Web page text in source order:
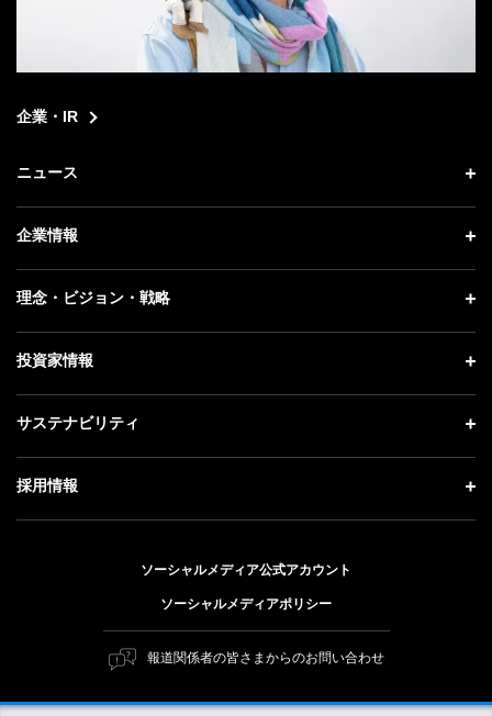
企業・IR
ニュース
ニュース トップ
プレスリリース
更新情報
企業情報
企業情報 トップ
社長メッセージ
事業紹介
理念・ビジョン・戦略
理念・ビジョン・戦略 トップ
成長戦略「Activate AI for Society」
人材戦略
投資家情報
投資家情報 トップ
経営方針
サステナビリティ
サステナビリティ トップ
トップメッセージ
ESG方針・体制
マテリアリティ（重要課題）
ESGの主な取り組み
採用情報
キャリア採用
障がい者採用
ソーシャルメディア公式アカウント
ソーシャルメディアポリシー
報道関係者の皆さまからのお問い合わせ